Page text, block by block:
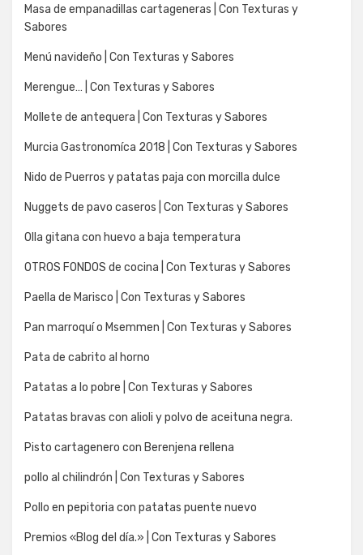
Masa de empanadillas cartageneras | Con Texturas y
Sabores
Menú navideño | Con Texturas y Sabores
Merengue… | Con Texturas y Sabores
Mollete de antequera | Con Texturas y Sabores
Murcia Gastronomíca 2018 | Con Texturas y Sabores
Nido de Puerros y patatas paja con morcilla dulce
Nuggets de pavo caseros | Con Texturas y Sabores
Olla gitana con huevo a baja temperatura
OTROS FONDOS de cocina | Con Texturas y Sabores
Paella de Marisco | Con Texturas y Sabores
Pan marroquí o Msemmen | Con Texturas y Sabores
Pata de cabrito al horno
Patatas a lo pobre | Con Texturas y Sabores
Patatas bravas con alioli y polvo de aceituna negra.
Pisto cartagenero con Berenjena rellena
pollo al chilindrón | Con Texturas y Sabores
Pollo en pepitoria con patatas puente nuevo
Premios «Blog del día.» | Con Texturas y Sabores